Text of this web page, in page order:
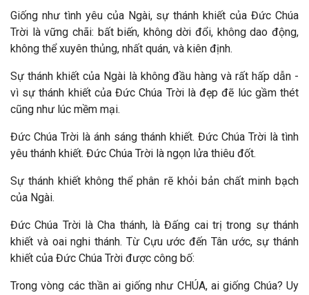
Giống như tình yêu của Ngài, sự thánh khiết của Đức Chúa
Trời là vững chãi: bất biến, không dời đổi, không dao động,
không thể xuyên thủng, nhất quán, và kiên định.
Sự thánh khiết của Ngài là không đầu hàng và rất hấp dẫn -
vì sự thánh khiết của Đức Chúa Trời là đẹp đẽ lúc gầm thét
cũng như lúc mềm mại.
Đức Chúa Trời là ánh sáng thánh khiết. Đức Chúa Trời là tình
yêu thánh khiết. Đức Chúa Trời là ngọn lửa thiêu đốt.
Sự thánh khiết không thể phân rẽ khỏi bản chất minh bạch
của Ngài.
Đức Chúa Trời là Cha thánh, là Đấng cai trị trong sự thánh
khiết và oai nghi thánh. Từ Cựu ước đến Tân ước, sự thánh
khiết của Đức Chúa Trời được công bố:
Trong vòng các thần ai giống như CHÚA, ai giống Chúa? Uy